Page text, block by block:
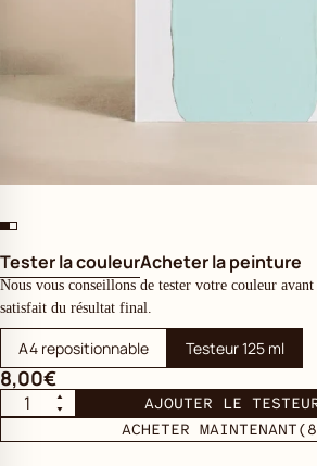
Tester la couleurAcheter la peinture
Nous vous conseillons de tester votre couleur
satisfait du résultat final.
A4 repositionnable Testeur 125 ml
8,00€
AJOUTER LE
ACHETER MAINTENANT